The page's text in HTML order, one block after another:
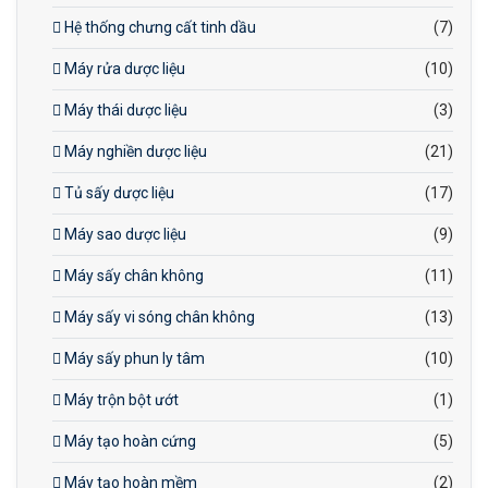
Hệ thống chưng cất tinh dầu (7)
Máy rửa dược liệu (10)
Máy thái dược liệu (3)
Máy nghiền dược liệu (21)
Tủ sấy dược liệu (17)
Máy sao dược liệu (9)
Máy sấy chân không (11)
Máy sấy vi sóng chân không (13)
Máy sấy phun ly tâm (10)
Máy trộn bột ướt (1)
Máy tạo hoàn cứng (5)
Máy tạo hoàn mềm (2)